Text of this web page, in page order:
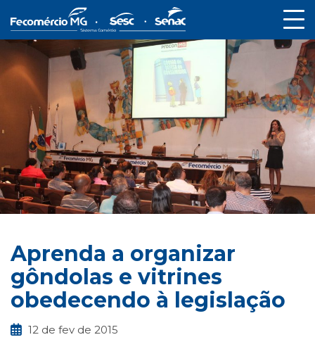
Aprenda a organizar
gôndolas e vitrines
obedecendo à legislação
12 de fev de 2015